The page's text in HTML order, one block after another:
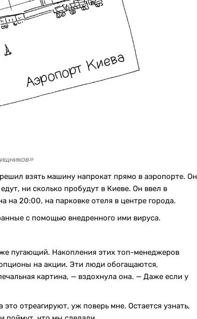
взять машину напрокат прямо в аэропорте. Он
ни сколько пробудут в Киеве. Он ввел в
на 20:00, на парковке отеля в центре города.
с помощью внедренного ими вируса.
пугающий. Накопления этих топ-менеджеров
на акции. Эти люди обогащаются,
картина, — вздохнула она. — Даже если у
отреагируют, уж поверь мне. Остается узнать,